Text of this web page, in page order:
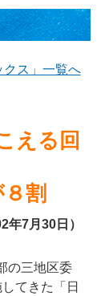
クス」一覧へ
える回
割
年7月30日）
の三地区委
てきた「日